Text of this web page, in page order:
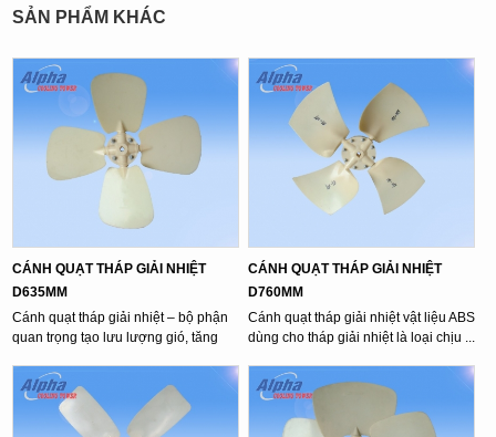
SẢN PHẨM KHÁC
CÁNH QUẠT THÁP GIẢI NHIỆT
D635MM
Cánh quạt tháp giải nhiệt – bộ phận
quan trọng tạo lưu lượng gió, tăng
CÁNH QUẠT THÁP GIẢI NHIỆT
D760MM
Cánh quạt tháp giải nhiệt vật liệu ABS
dùng cho tháp giải nhiệt là loại chịu ...